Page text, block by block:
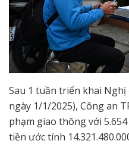
Sau 1 tuần triển khai
ngày 1/1/2025), Công an
phạm giao thông với
tiền ước tính